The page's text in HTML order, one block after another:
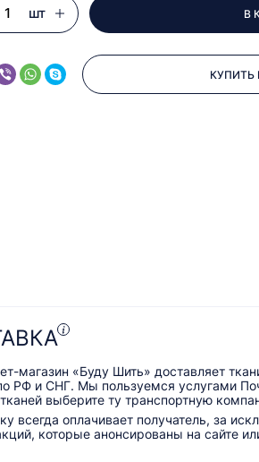
шт В
КУПИТЬ
магазин «Буду Шить» доставляет
РФ и СНГ. Мы пользуемся услугами
выберите ту транспортную
всегда оплачивает получатель, за
которые анонсированы на сайте